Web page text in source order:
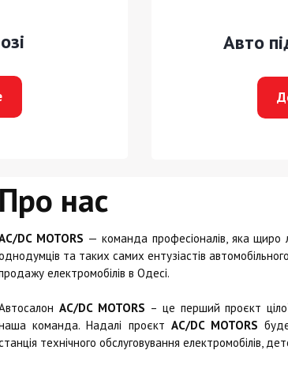
Авто
Про нас
DC MOTORS — команда професіоналів, яка
та таких самих ентузіастів
електромобілів в Одесі.
AC/DC MOTORS – це перший проєкт
команда. Надалі проєкт AC/DC MOTORS
технічного обслуговування електромобілів,